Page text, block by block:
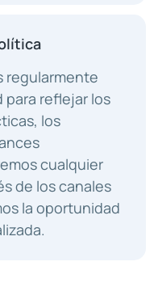
regularmente
para reflejar los
los
cualquier
de los canales
la oportunidad